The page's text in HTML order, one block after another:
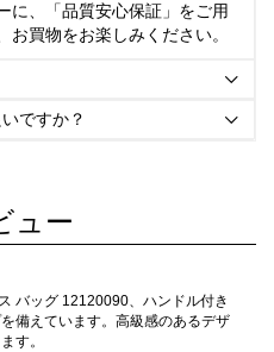
に、「品質安心保証」をご用
買物をお楽しみください。

ですか？ 
ュー
バッグ 12120090、ハンドル付き
備えています。高級感のあるデザ
す。